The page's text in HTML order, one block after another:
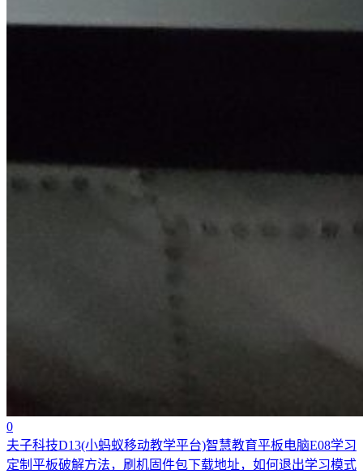
0
夫子科技D13(小蚂蚁移动教学平台)智慧教育平板电脑E08学习
定制平板破解方法，刷机固件包下载地址，如何退出学习模式